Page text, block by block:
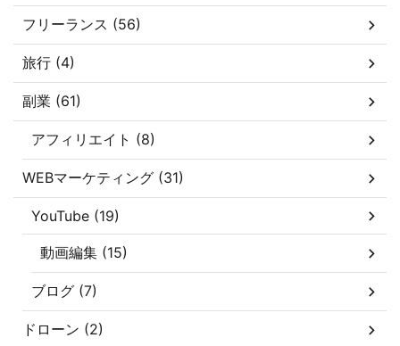
フリーランス (56)
旅行 (4)
副業 (61)
アフィリエイト (8)
WEBマーケティング (31)
YouTube (19)
動画編集 (15)
ブログ (7)
ドローン (2)